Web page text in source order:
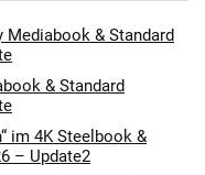
Mediabook & Standard
& Standard
im 4K Steelbook &
– Update2